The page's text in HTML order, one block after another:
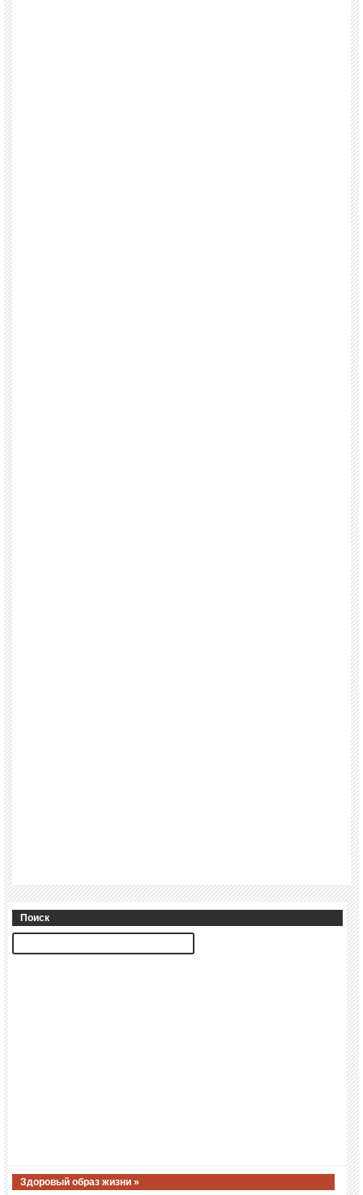
Поиск
Здоровый образ жизни »